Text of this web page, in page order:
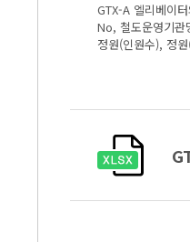
GTX-A 엘리베이
No, 철도운영기관
정원(인원수), 정